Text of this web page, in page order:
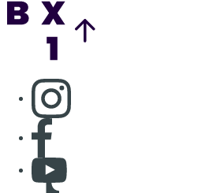
Consulter page Instagram
Consulter page Facebook
Consulter Youtube